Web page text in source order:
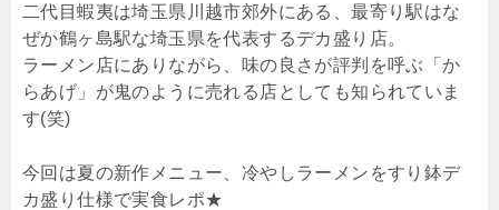
二代目蝦夷は埼玉県川越市郊外にある、最寄り駅はな
ぜか鶴ヶ島駅な埼玉県を代表するデカ盛り店。
ラーメン店にありながら、味の良さが評判を呼ぶ「か
らあげ」が鬼のように売れる店としても知られていま
す(笑)
今回は夏の新作メニュー、冷やしラーメンをすり鉢デ
カ盛り仕様で実食レポ★